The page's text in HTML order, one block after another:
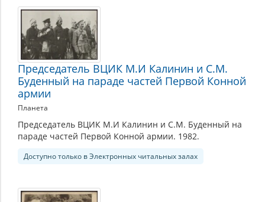
Председатель ВЦИК М.И Калинин и С.М.
Буденный на параде частей Первой Конной
армии
Планета
Председатель ВЦИК М.И Калинин и С.М. Буденный на
параде частей Первой Конной армии. 1982.
Доступно только в Электронных читальных залах